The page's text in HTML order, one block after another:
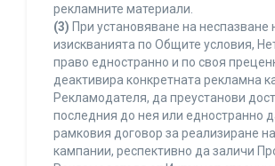
рекламните материали.
(3) При установяване на неспазване
изискванията по Общите условия,
право едностранно и по своя
деактивира конкретната рекламна
Рекламодателя, да преустанови
последния до нея или едностранно
рамковия договор за реализиране
кампании, респективно да заличи